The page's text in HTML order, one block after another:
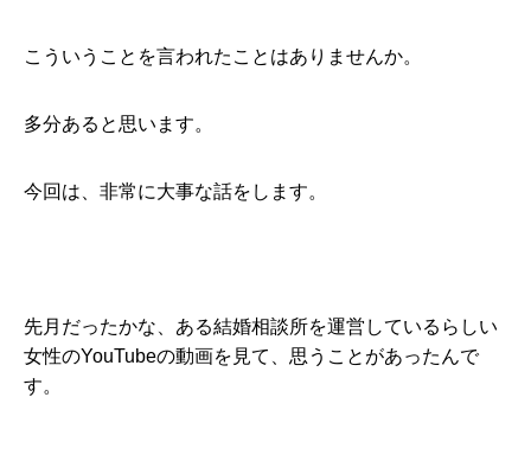
こういうことを言われたことはありませんか。
多分あると思います。
今回は、非常に大事な話をします。
先月だったかな、ある結婚相談所を運営しているらしい
女性のYouTubeの動画を見て、思うことがあったんで
す。